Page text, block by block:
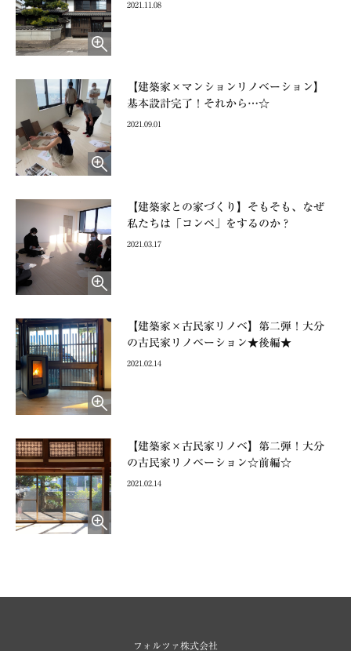
2021.11.08
【建築家×マンションリノベーション】
基本設計完了！それから…☆
2021.09.01
【建築家との家づくり】そもそも、なぜ
私たちは「コンペ」をするのか？
2021.03.17
【建築家×古民家リノベ】第二弾！大分
の古民家リノベーション★後編★
2021.02.14
【建築家×古民家リノベ】第二弾！大分
の古民家リノベーション☆前編☆
2021.02.14
フォルツァ株式会社